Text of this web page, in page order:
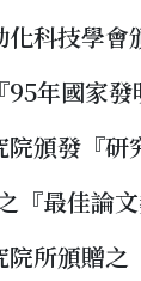
科技學會
年國家發
頒發『研
『最佳論文
所頒贈之